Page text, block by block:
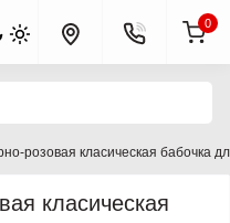
0
розовая класическая бабочка
класическая